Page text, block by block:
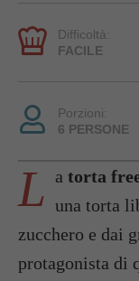
Difficoltà:
FACILE
Porzioni:
6 PERSONE
L a torta
una torta
zucchero e dai
protagonista di